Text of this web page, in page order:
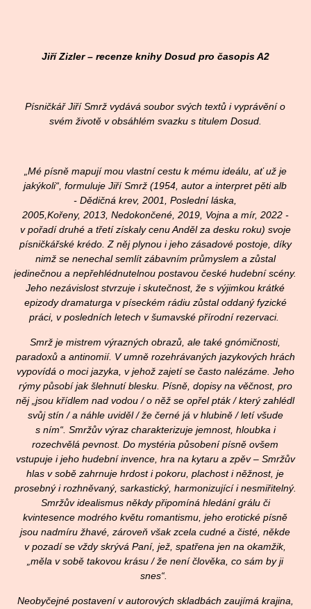
Jiří Zizler – recenze knihy Dosud pro časopis A2
Písničkář Jiří Smrž vydává soubor svých textů i vyprávění o
svém životě v obsáhlém svazku s titulem Dosud.
„Mé písně mapují mou vlastní cestu k mému ideálu, ať už je
jakýkoli“, formuluje Jiří Smrž (1954, autor a interpret pěti alb
- Dědičná krev, 2001, Poslední láska,
2005,Kořeny, 2013, Nedokončené, 2019, Vojna a mír, 2022 -
v pořadí druhé a třetí získaly cenu Anděl za desku roku) svoje
písničkářské krédo. Z něj plynou i jeho zásadové postoje, díky
nimž se nenechal semlít zábavním průmyslem a zůstal
jedinečnou a nepřehlédnutelnou postavou české hudební scény.
Jeho nezávislost stvrzuje i skutečnost, že s výjimkou krátké
epizody dramaturga v píseckém rádiu zůstal oddaný fyzické
práci, v posledních letech v šumavské přírodní rezervaci.
Smrž je mistrem výrazných obrazů, ale také gnómičnosti,
paradoxů a antinomií. V umně rozehrávaných jazykových hrách
vypovídá o moci jazyka, v jehož zajetí se často nalézáme. Jeho
rýmy působí jak šlehnutí blesku. Písně, dopisy na věčnost, pro
něj „jsou křídlem nad vodou / o něž se opřel pták / který zahlédl
svůj stín / a náhle uviděl / že černé já v hlubině / letí všude
s ním“. Smržův výraz charakterizuje jemnost, hloubka i
rozechvělá pevnost. Do mystéria působení písně ovšem
vstupuje i jeho hudební invence, hra na kytaru a zpěv – Smržův
hlas v sobě zahrnuje hrdost i pokoru, plachost i něžnost, je
prosebný i rozhněvaný, sarkastický, harmonizující i nesmiřitelný.
Smržův idealismus někdy připomíná hledání grálu či
kvintesence modrého květu romantismu, jeho erotické písně
jsou nadmíru žhavé, zároveň však zcela cudné a čisté, někde
v pozadí se vždy skrývá Paní, jež, spatřena jen na okamžik,
„měla v sobě takovou krásu / že není člověka, co sám by ji
snes“.
Neobyčejné postavení v autorových skladbách zaujímá krajina,